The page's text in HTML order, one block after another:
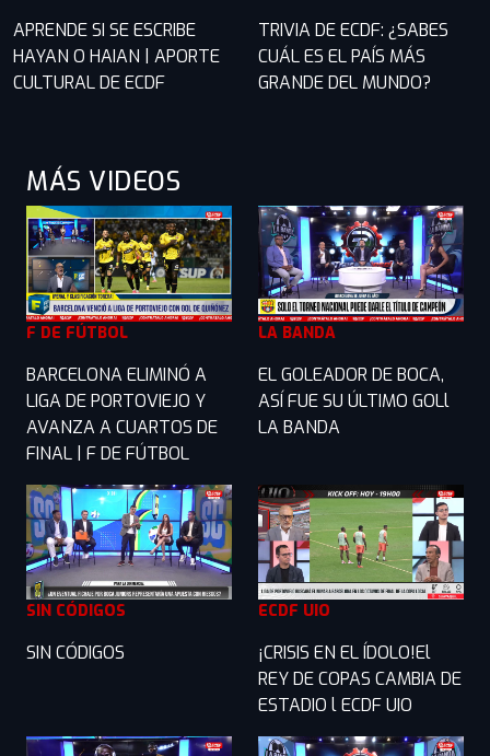
APRENDE SI SE ESCRIBE
HAYAN O HAIAN | APORTE
CULTURAL DE ECDF
TRIVIA DE ECDF: ¿SABES
CUÁL ES EL PAÍS MÁS
GRANDE DEL MUNDO?
MÁS VIDEOS
F DE FÚTBOL
BARCELONA ELIMINÓ A
LIGA DE PORTOVIEJO Y
AVANZA A CUARTOS DE
FINAL | F DE FÚTBOL
LA BANDA
EL GOLEADOR DE BOCA,
ASÍ FUE SU ÚLTIMO GOLl
LA BANDA
SIN CÓDIGOS
SIN CÓDIGOS
ECDF UIO
¡CRISIS EN EL ÍDOLO!El
REY DE COPAS CAMBIA DE
ESTADIO l ECDF UIO